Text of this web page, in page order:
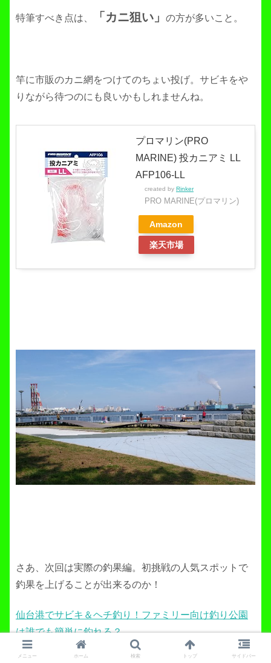
特筆すべき点は、 「カニ狙い」 の方が多いこと。
竿に市販のカニ網をつけてのちょい投げ。サビキをや
りながら待つのにも良いかもしれませんね。
プロマリン(PRO
MARINE) 投カニアミ LL
AFP106-LL
created by Rinker
PRO MARINE(プロマリン)
Amazon
楽天市場
さあ、次回は実際の釣果編。初挑戦の人気スポットで
釣果を上げることが出来るのか！
仙台港でサビキ＆ヘチ釣り！ファミリー向け釣り公園
は誰でも簡単に釣れる？
メニュー ホーム 検索 トップ サイドバー